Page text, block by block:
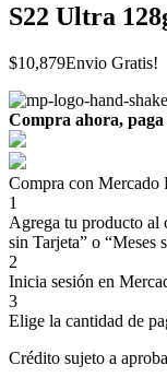
S22 Ultra
$10,879Envio Gratis!
Compra ahora, paga
Compra con Mercado
1
Agrega tu producto al
sin Tarjeta” o “Meses
2
Inicia sesión en
3
Elige la cantidad de
Crédito sujeto a